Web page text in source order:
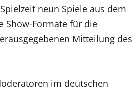
neun Spiele aus dem
Show-Formate für die
Mitteilung des
im deutschen